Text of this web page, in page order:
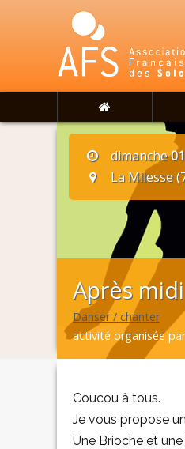
dimanche
La Milesse
Après
Danser / chanter
activité organisée
Coucou à tous.
Je vous propose
Une Brioche et